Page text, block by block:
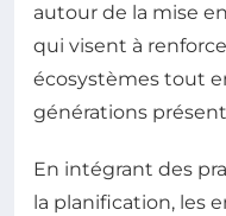
autour de la mise
qui visent à
écosystèmes tout
générations
En intégrant des
la planification, les